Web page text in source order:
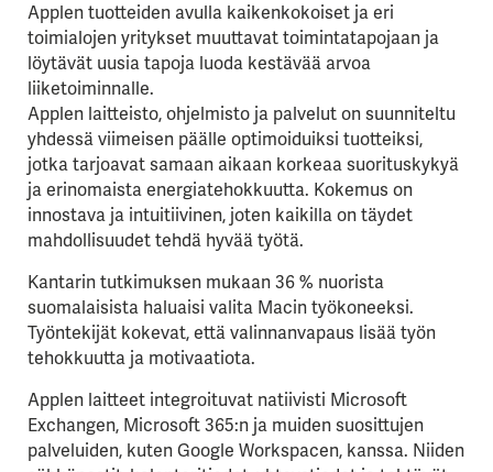
Applen tuotteiden avulla kaikenkokoiset ja eri
toimialojen yritykset muuttavat toimintatapojaan ja
löytävät uusia tapoja luoda kestävää arvoa
liiketoiminnalle.
Applen laitteisto, ohjelmisto ja palvelut on suunniteltu
yhdessä viimeisen päälle optimoiduiksi tuotteiksi,
jotka tarjoavat samaan aikaan korkeaa suorituskykyä
ja erinomaista energiatehokkuutta. Kokemus on
innostava ja intuitiivinen, joten kaikilla on täydet
mahdollisuudet tehdä hyvää työtä.
Kantarin tutkimuksen mukaan 36 % nuorista
suomalaisista haluaisi valita Macin työkoneeksi.
Työntekijät kokevat, että valinnanvapaus lisää työn
tehokkuutta ja motivaatiota.
Applen laitteet integroituvat natiivisti Microsoft
Exchangen, Microsoft 365:n ja muiden suosittujen
palveluiden, kuten Google Workspacen, kanssa. Niiden